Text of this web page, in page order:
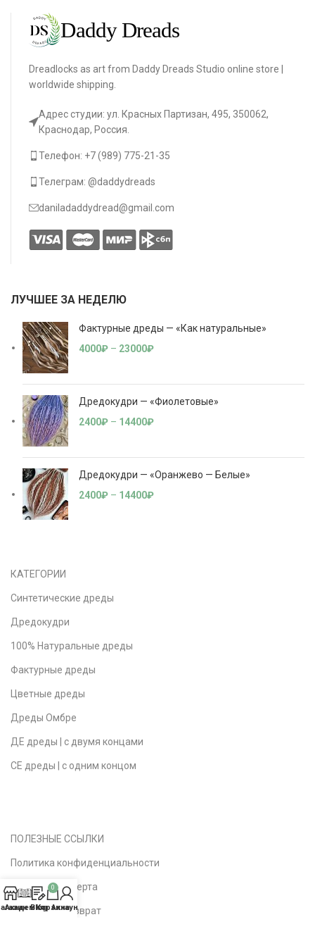
Dreadlocks as art from Daddy Dreads Studio online store |
worldwide shipping.
Адрес студии: ул. Красных Партизан, 495, 350062,
Краснодар, Россия.
Телефон: +7 (989) 775-21-35
Телеграм: @daddydreads
daniladaddydread@gmail.com
ЛУЧШЕЕ ЗА НЕДЕЛЮ
Фактурные дреды — «Как натуральные»
4000₽ – 23000₽
Дредокудри — «Фиолетовые»
2400₽ – 14400₽
Дредокудри — «Оранжево — Белые»
2400₽ – 14400₽
КАТЕГОРИИ
Синтетические дреды
Дредокудри
100% Натуральные дреды
Фактурные дреды
Цветные дреды
Дреды Омбре
ДЕ дреды | с двумя концами
СЕ дреды | с одним концом
ПОЛЕЗНЫЕ ССЫЛКИ
Политика конфиденциальности
Публичная оферта
Доставка | Возврат
Академия
Blog
0
Корзина
Аккаунт